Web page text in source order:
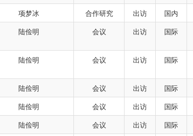
项梦冰 合作研究 出访 国内
陆俭明 会议 出访 国际
陆俭明 会议 出访 国际
陆俭明 会议 出访 国际
陆俭明 会议 出访 国际
陆俭明 会议 出访 国际